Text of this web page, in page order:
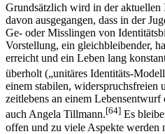
Grundsätzlich wird in der aktuellen
davon ausge­gangen, dass in der
Ge- oder Misslingen von
Vorstellung, ein gleichbleibender,
erreicht und ein Leben lang
überholt („unitäres Identitäts-
einem stabilen, widerspruchsfreien
zeitlebens an einem
auch Angela Tillmann.[64] Es
offen und zu viele Aspekte werden